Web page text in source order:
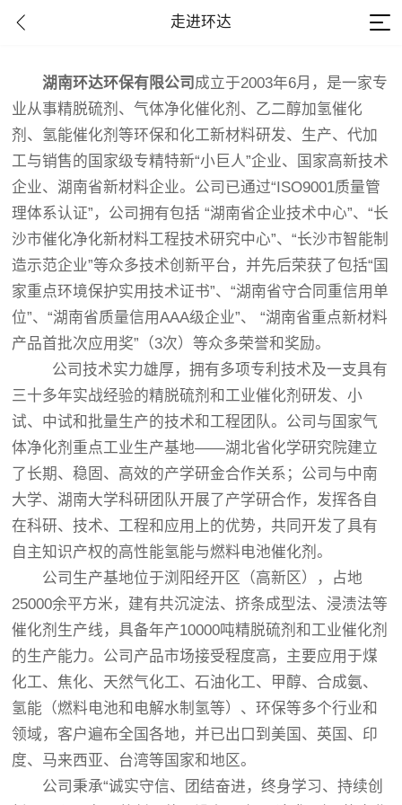
走进环达
湖南环达环保有限公司 成立于2003年6月，是一家专
业从事精脱硫剂、气体净化催化剂、乙二醇加氢催化
剂、氢能催化剂等环保和化工新材料研发、生产、代加
工与销售的国家级专精特新“小巨人”企业、国家高新技术
企业、湖南省新材料企业。公司已通过“ISO9001质量管
理体系认证”，公司拥有包括 “湖南省企业技术中心”、“长
沙市催化净化新材料工程技术研究中心”、“长沙市智能制
造示范企业”等众多技术创新平台，并先后荣获了包括“国
家重点环境保护实用技术证书”、“湖南省守合同重信用单
位”、“湖南省质量信用AAA级企业”、 “湖南省重点新材料
产品首批次应用奖”（3次）等众多荣誉和奖励。
公司技术实力雄厚，拥有多项专利技术及一支具有
三十多年实战经验的精脱硫剂和工业催化剂研发、小
试、中试和批量生产的技术和工程团队。公司与国家气
体净化剂重点工业生产基地——湖北省化学研究院建立
了长期、稳固、高效的产学研金合作关系；公司与中南
大学、湖南大学科研团队开展了产学研合作，发挥各自
在科研、技术、工程和应用上的优势，共同开发了具有
自主知识产权的高性能氢能与燃料电池催化剂。
公司生产基地位于浏阳经开区（高新区），占地
25000余平方米，建有共沉淀法、挤条成型法、浸渍法等
催化剂生产线，具备年产10000吨精脱硫剂和工业催化剂
的生产能力。公司产品市场接受程度高，主要应用于煤
化工、焦化、天然气化工、石油化工、甲醇、合成氨、
氢能（燃料电池和电解水制氢等）、环保等多个行业和
领域，客户遍布全国各地，并已出口到美国、英国、印
度、马来西亚、台湾等国家和地区。
公司秉承“诚实守信、团结奋进，终身学习、持续创